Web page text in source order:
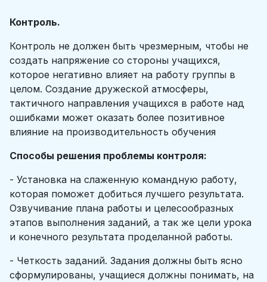
Контроль.
Контроль не должен быть чрезмерным, чтобы не
создать напряжение со стороны учащихся,
которое негативно влияет на работу группы в
целом. Создание дружеской атмосферы,
тактичного направления учащихся в работе над
ошибками может оказать более позитивное
влияние на производительность обучения
Способы решения проблемы контроля:
- Установка на слаженную командную работу,
которая поможет добиться лучшего результата.
Озвучивание плана работы и целесообразных
этапов выполнения заданий, а так же цели урока
и конечного результата проделанной работы.
- Четкость заданий. Задания должны быть ясно
сформулированы, учащиеся должны понимать, на